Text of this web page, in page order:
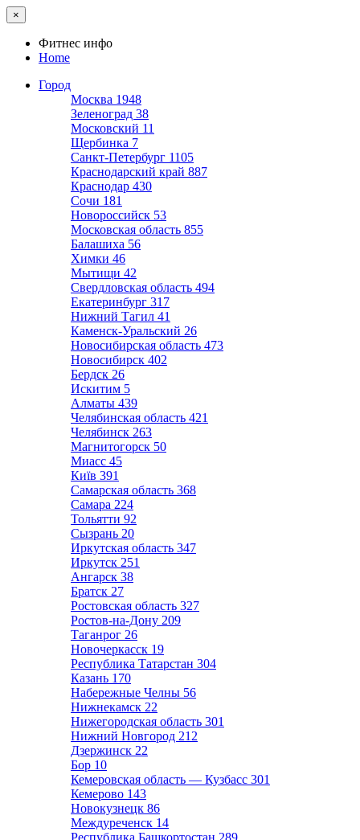
×
Фитнес инфо
Home
Город
Москва 1948
Зеленоград 38
Московский 11
Щербинка 7
Санкт-Петербург 1105
Краснодарский край 887
Краснодар 430
Сочи 181
Новороссийск 53
Московская область 855
Балашиха 56
Химки 46
Мытищи 42
Свердловская область 494
Екатеринбург 317
Нижний Тагил 41
Каменск-Уральский 26
Новосибирская область 473
Новосибирск 402
Бердск 26
Искитим 5
Алматы 439
Челябинская область 421
Челябинск 263
Магнитогорск 50
Миасс 45
Київ 391
Самарская область 368
Самара 224
Тольятти 92
Сызрань 20
Иркутская область 347
Иркутск 251
Ангарск 38
Братск 27
Ростовская область 327
Ростов-на-Дону 209
Таганрог 26
Новочеркасск 19
Республика Татарстан 304
Казань 170
Набережные Челны 56
Нижнекамск 22
Нижегородская область 301
Нижний Новгород 212
Дзержинск 22
Бор 10
Кемеровская область — Кузбасс 301
Кемерово 143
Новокузнецк 86
Междуреченск 14
Республика Башкортостан 289